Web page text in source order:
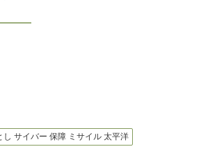
し サイバー 保障 ミサイル 太平洋